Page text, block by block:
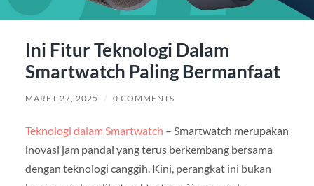
Ini Fitur Teknologi Dalam
Smartwatch Paling Bermanfaat
MARET 27, 2025 / 0 COMMENTS
Teknologi dalam Smartwatch – Smartwatch merupakan
inovasi jam pandai yang terus berkembang bersama
dengan teknologi canggih. Kini, perangkat ini bukan